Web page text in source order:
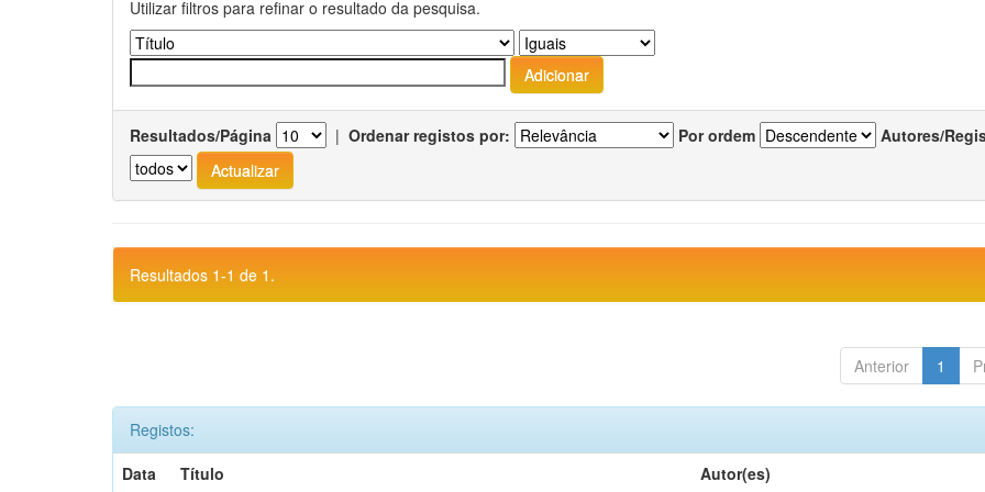
Utilizar filtros para refinar o resultado da pesquisa.
Resultados/Página | Ordenar registos por: Por ordem Autores/
Resultados 1-1 de 1.
Anterior 1
Registos:
Data
Título Autor(es)